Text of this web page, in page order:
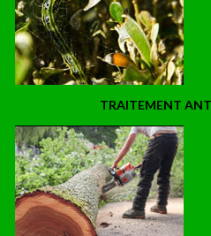
TRAITEMENT